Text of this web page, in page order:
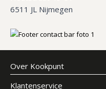
6511 JL Nijmegen
Over Kookpunt
Klantenservice